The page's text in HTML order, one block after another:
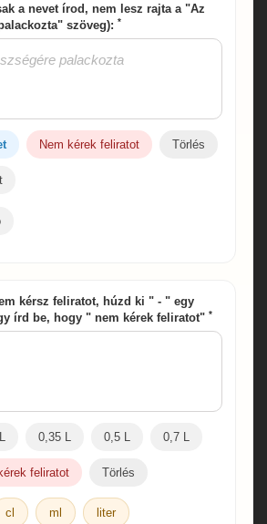
a nevet írod, nem lesz rajta a "Az
szöveg): *
Nem kérek feliratot Törlés
kérsz feliratot, húzd ki " - " egy
írd be, hogy " nem kérek feliratot" *
0,35 L 0,5 L 0,7 L
feliratot Törlés
cl ml liter